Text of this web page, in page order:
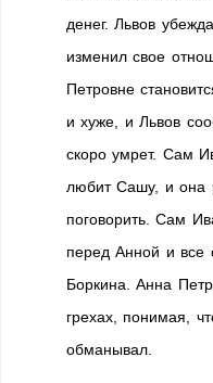
денег. Львов
изменил свое
Петровне
и хуже, и Львов
скоро умрет. Сам
любит Сашу, и она
поговорить. Сам
перед Анной и все
Боркина. Анна
грехах, понимая,
обманывал.